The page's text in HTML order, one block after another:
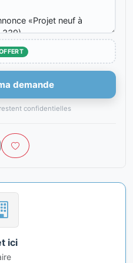
demande
confidentielles
ici